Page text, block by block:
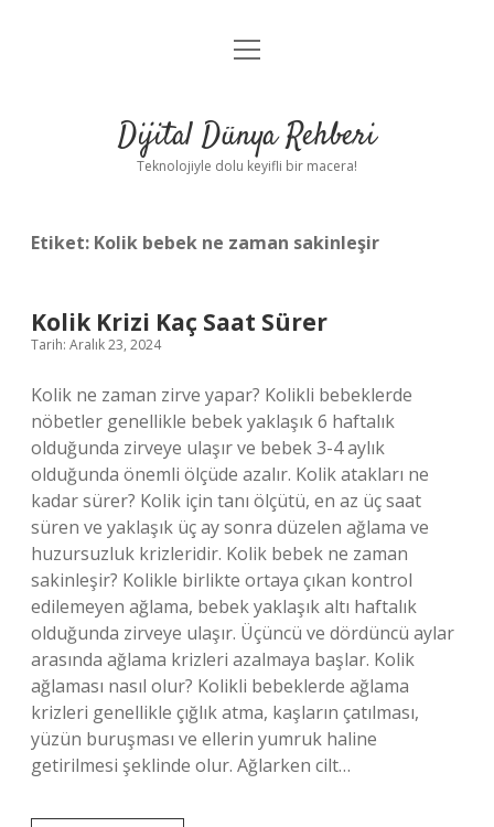
Anasayfa
Yasal Uyarı
menüyü
Dijital Dünya Rehberi
Teknolojiyle dolu keyifli bir macera!
Etiket: Kolik bebek ne zaman sakinleşir
Kolik Krizi Kaç Saat Sürer
Tarih: Aralık 23, 2024
Kolik ne zaman zirve yapar? Kolikli bebeklerde
nöbetler genellikle bebek yaklaşık 6 haftalık
olduğunda zirveye ulaşır ve bebek 3-4 aylık
olduğunda önemli ölçüde azalır. Kolik atakları ne
kadar sürer? Kolik için tanı ölçütü, en az üç saat
süren ve yaklaşık üç ay sonra düzelen ağlama ve
huzursuzluk krizleridir. Kolik bebek ne zaman
sakinleşir? Kolikle birlikte ortaya çıkan kontrol
edilemeyen ağlama, bebek yaklaşık altı haftalık
olduğunda zirveye ulaşır. Üçüncü ve dördüncü aylar
arasında ağlama krizleri azalmaya başlar. Kolik
ağlaması nasıl olur? Kolikli bebeklerde ağlama
krizleri genellikle çığlık atma, kaşların çatılması,
yüzün buruşması ve ellerin yumruk haline
getirilmesi şeklinde olur. Ağlarken cilt…